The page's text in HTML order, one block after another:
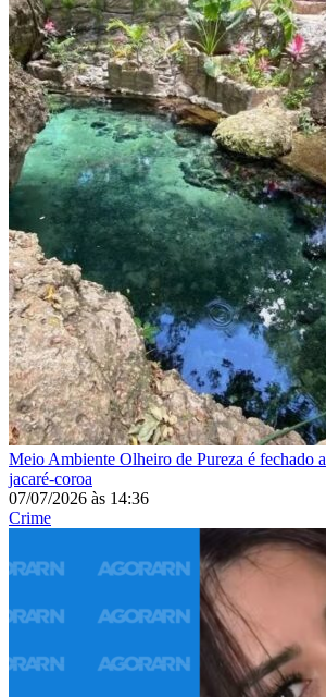
Meio Ambiente Olheiro de Pureza é fechado
jacaré-coroa
07/07/2026 às 14:36
Crime